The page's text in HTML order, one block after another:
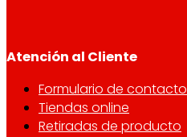
Atención al Cliente
Formulario de contacto
Tiendas online
Retiradas de producto